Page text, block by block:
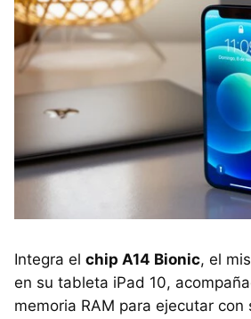
Integra el chip A14 Bionic, el
en su tableta iPad 10,
memoria RAM para ejecutar con